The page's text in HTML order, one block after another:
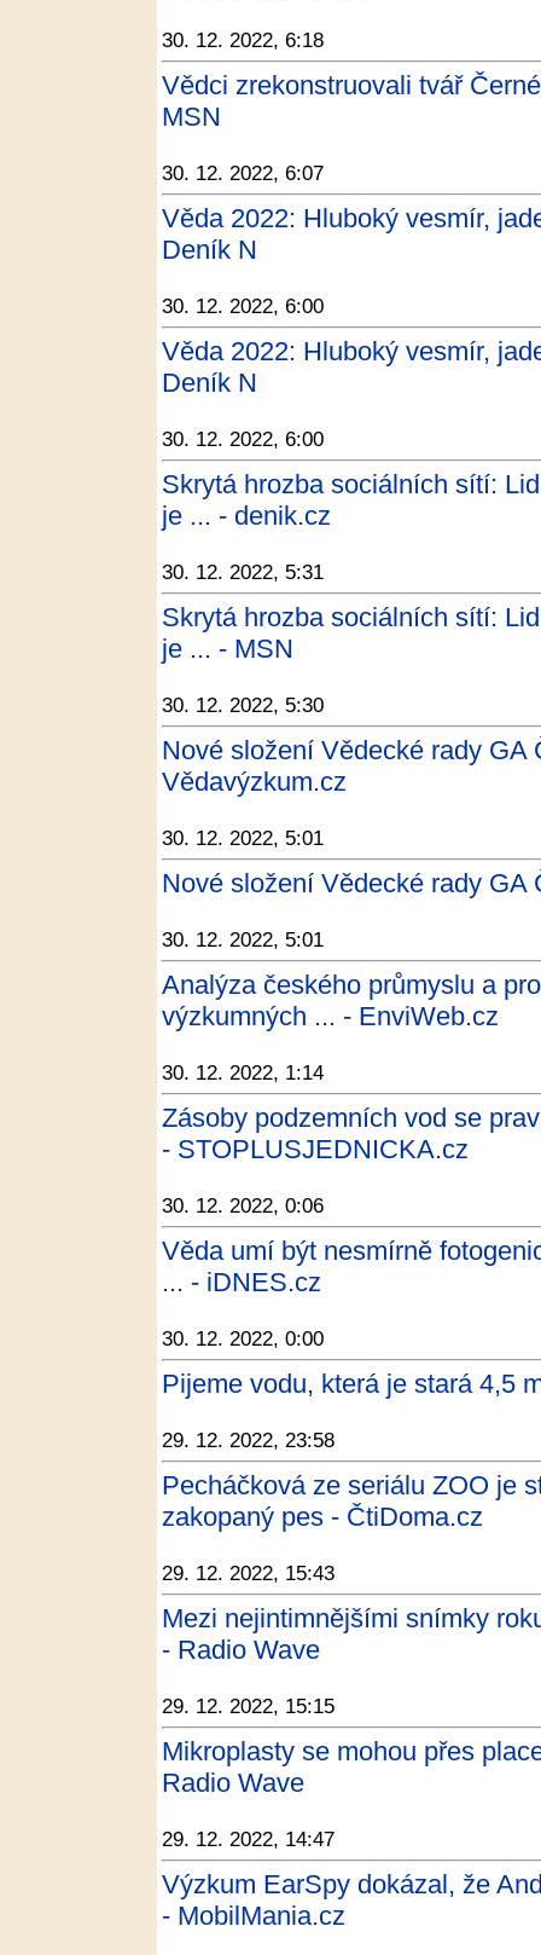
30. 12. 2022, 6:18
Vědci zrekonstruovali tvář
MSN
30. 12. 2022, 6:07
Věda 2022: Hluboký vesmír,
Deník N
30. 12. 2022, 6:00
Věda 2022: Hluboký vesmír,
Deník N
30. 12. 2022, 6:00
Skrytá hrozba sociálních sítí:
je ... - denik.cz
30. 12. 2022, 5:31
Skrytá hrozba sociálních sítí:
je ... - MSN
30. 12. 2022, 5:30
Nové složení Vědecké rady GA
Vědavýzkum.cz
30. 12. 2022, 5:01
Nové složení Vědecké rady GA
30. 12. 2022, 5:01
Analýza českého průmyslu a
výzkumných ... - EnviWeb.cz
30. 12. 2022, 1:14
Zásoby podzemních vod se
- STOPLUSJEDNICKA.cz
30. 12. 2022, 0:06
Věda umí být nesmírně
... - iDNES.cz
30. 12. 2022, 0:00
Pijeme vodu, která je stará 4,5
29. 12. 2022, 23:58
Pecháčková ze seriálu ZOO je
zakopaný pes - ČtiDoma.cz
29. 12. 2022, 15:43
Mezi nejintimnějšími snímky
- Radio Wave
29. 12. 2022, 15:15
Mikroplasty se mohou přes
Radio Wave
29. 12. 2022, 14:47
Výzkum EarSpy dokázal, že
- MobilMania.cz